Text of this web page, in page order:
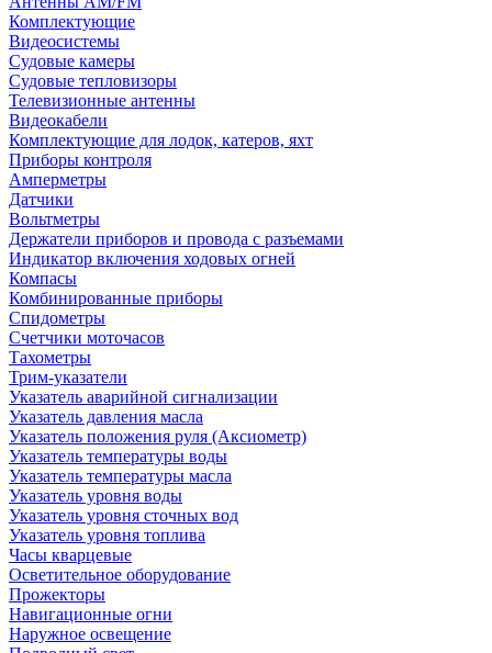
Комплектующие
Видеосистемы
Судовые камеры
Cудовые тепловизоры
Телевизионные антенны
Видеокабели
Комплектующие для лодок, катеров, яхт
Приборы контроля
Амперметры
Датчики
Вольтметры
Держатели приборов и провода с разъемами
Индикатор включения ходовых огней
Компасы
Комбинированные приборы
Спидометры
Счетчики моточасов
Тахометры
Трим-указатели
Указатель аварийной сигнализации
Указатель давления масла
Указатель положения руля (Аксиометр)
Указатель температуры воды
Указатель температуры масла
Указатель уровня воды
Указатель уровня сточных вод
Указатель уровня топлива
Часы кварцевые
Осветительное оборудование
Прожекторы
Навигационные огни
Наружное освещение